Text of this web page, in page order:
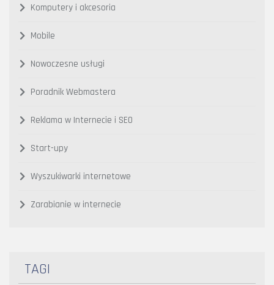
Komputery i akcesoria
Mobile
Nowoczesne usługi
Poradnik Webmastera
Reklama w Internecie i SEO
Start-upy
Wyszukiwarki internetowe
Zarabianie w internecie
TAGI